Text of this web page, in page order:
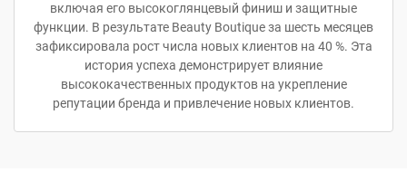
включая его высокоглянцевый финиш и защитные
функции. В результате Beauty Boutique за шесть месяцев
зафиксировала рост числа новых клиентов на 40 %. Эта
история успеха демонстрирует влияние
высококачественных продуктов на укрепление
репутации бренда и привлечение новых клиентов.